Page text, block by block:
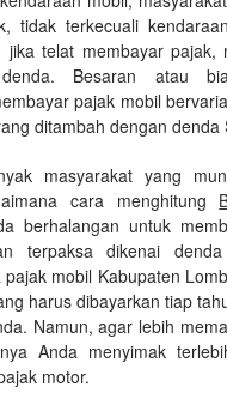
tidak terkecuali
jika telat membayar pajak,
Besaran atau
pajak mobil
ditambah dengan denda
masyarakat yang
cara menghitung
berhalangan untuk
terpaksa dikenai
mobil Kabupaten
harus dibayarkan tiap
Namun, agar lebih
Anda menyimak
motor.